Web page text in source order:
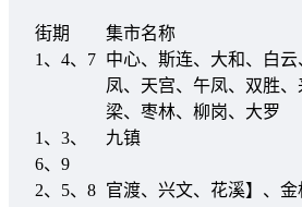
街期 集市名称
1、4、7 中心、斯连、大和、白
凤、天宫、午凤、双胜
梁、枣林、柳岗、大罗
1、3、
6、9
九镇
2、5、8 官渡、兴文、花溪】、金